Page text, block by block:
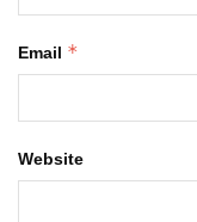
Email *
Website